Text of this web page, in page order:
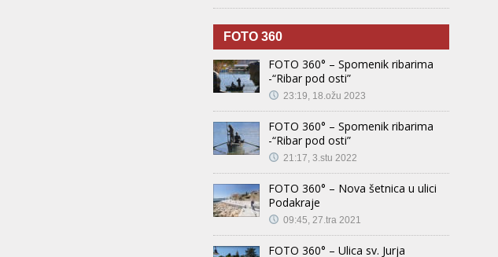
FOTO 360
FOTO 360° – Spomenik ribarima
-“Ribar pod osti”
23:19, 18.ožu 2023
FOTO 360° – Spomenik ribarima
-“Ribar pod osti”
21:17, 3.stu 2022
FOTO 360° – Nova šetnica u ulici
Podakraje
09:45, 27.tra 2021
FOTO 360° – Ulica sv. Jurja